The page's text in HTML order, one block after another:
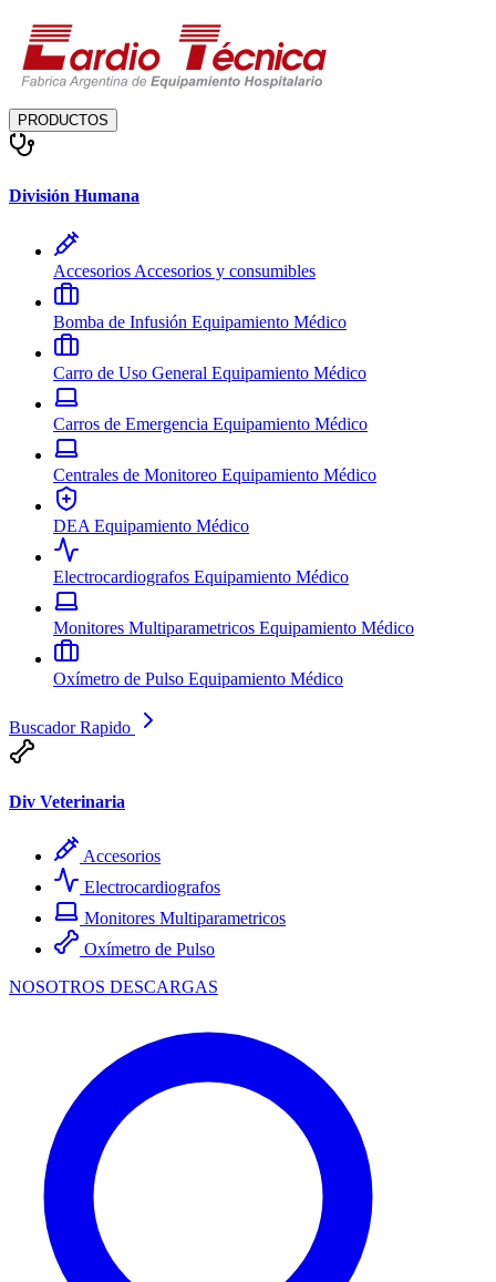
PRODUCTOS
División Humana
Accesorios Accesorios y consumibles
Bomba de Infusión Equipamiento Médico
Carro de Uso General Equipamiento Médico
Carros de Emergencia Equipamiento Médico
Centrales de Monitoreo Equipamiento Médico
DEA Equipamiento Médico
Electrocardiografos Equipamiento Médico
Monitores Multiparametricos Equipamiento Médico
Oxímetro de Pulso Equipamiento Médico
Buscador Rapido
Div Veterinaria
Accesorios
Electrocardiografos
Monitores Multiparametricos
Oxímetro de Pulso
NOSOTROS DESCARGAS